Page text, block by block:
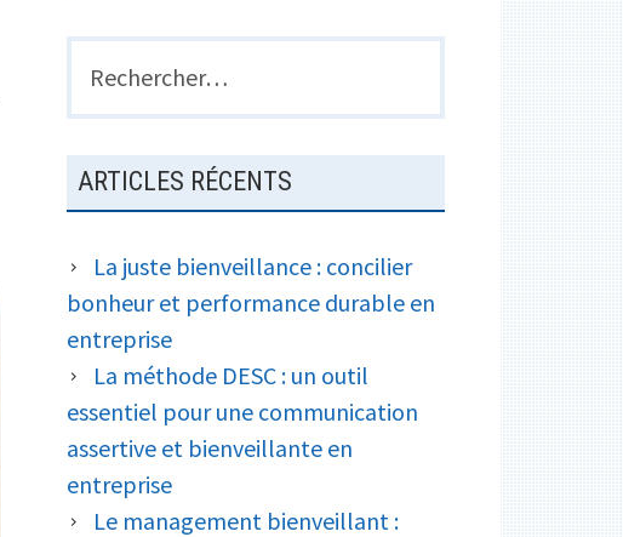
ARTICLES RÉCENTS
La juste bienveillance : concilier
bonheur et performance durable en
entreprise
La méthode DESC : un outil
essentiel pour une communication
assertive et bienveillante en
entreprise
Le management bienveillant :